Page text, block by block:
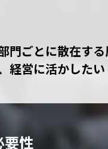
門ごとに散在す
経営に活かしたい
要性